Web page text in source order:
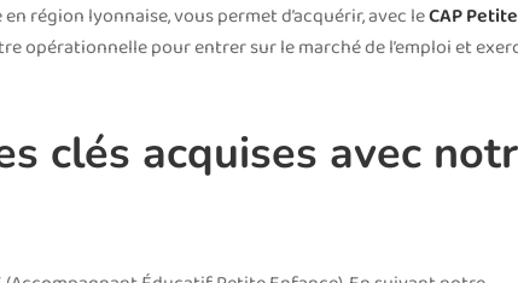
région lyonnaise, vous permet d’acquérir, avec leCAP Petite
opérationnelle pour entrer sur le marché de l’emploi et
clés acquises avec